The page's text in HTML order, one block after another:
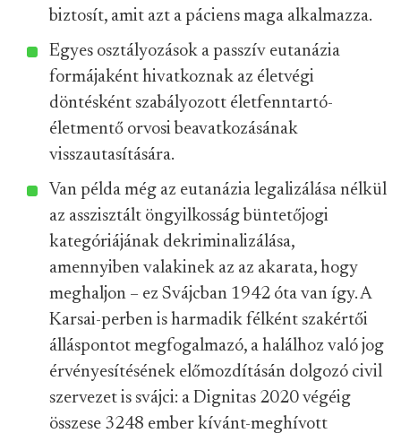
biztosít, amit azt a páciens maga alkalmazza.
Egyes osztályozások a passzív eutanázia
formájaként hivatkoznak az életvégi
döntésként szabályozott életfenntartó-
életmentő orvosi beavatkozásának
visszautasítására.
Van példa még az eutanázia legalizálása nélkül
az asszisztált öngyilkosság büntetőjogi
kategóriájának dekriminalizálása,
amennyiben valakinek az az akarata, hogy
meghaljon – ez Svájcban 1942 óta van így. A
Karsai-perben is harmadik félként szakértői
álláspontot megfogalmazó, a halálhoz való jog
érvényesítésének előmozdításán dolgozó civil
szervezet is svájci: a Dignitas 2020 végéig
összese 3248 ember kívánt-meghívott